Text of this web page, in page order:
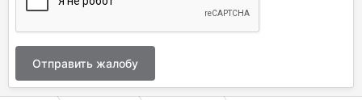
Отправить жалобу